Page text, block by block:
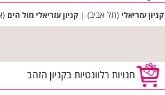
קניון עזריאלי (תל אביב) | קניון עזריאלי מול הים
חנויות רלוונטיות בקניון הזהב